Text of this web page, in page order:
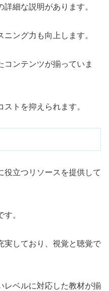
細な説明があります。
ング力も向上します。
コンテンツが揃っていま
トを抑えられます。
役立つリソースを提供して
。
実しており、視覚と聴覚で
レベルに対応した教材が揃